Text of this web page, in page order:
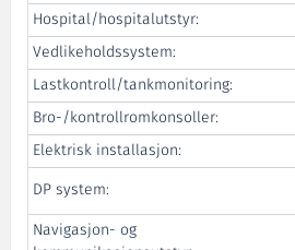
Hospital/hospitalutstyr:
Vedlikeholdssystem:
Lastkontroll/tankmonitoring:
Bro-/kontrollromkonsoller:
Elektrisk installasjon:
DP system:
Navigasjon- og